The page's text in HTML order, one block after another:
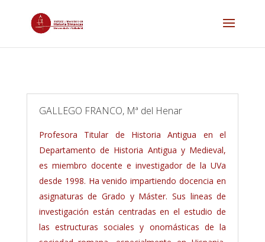
GALLEGO FRANCO, Mª del Henar
Profesora Titular de Historia Antigua en el
Departamento de Historia Antigua y Medieval,
es miembro docente e investigador de la UVa
desde 1998. Ha venido impartiendo docencia en
asignaturas de Grado y Máster. Sus lineas de
investigación están centradas en el estudio de
las estructuras sociales y onomásticas de la